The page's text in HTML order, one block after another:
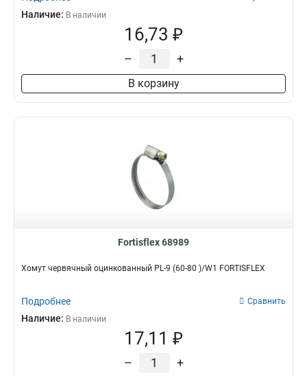
Наличие: В наличии
16,73 ₽
– +
В корзину
Fortisflex 68989
Хомут червячный оцинкованный PL-9 (60-80 )/W1 FORTISFLEX
Подробнее Сравнить
Наличие: В наличии
17,11 ₽
– +